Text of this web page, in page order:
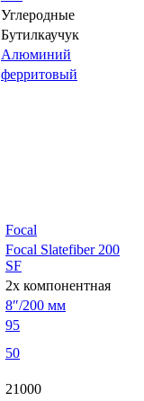
Углеродные
Бутилкаучук
Алюминий
ферритовый
Focal
Focal Slatefiber 200
SF
2х компонентная
8″/200 мм
95
50
21000